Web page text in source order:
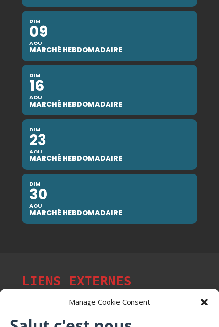
Manage Cookie Consent
DIM
09
AOU
MARCHÉ HEBDOMADAIRE
DIM
16
AOU
MARCHÉ HEBDOMADAIRE
DIM
23
AOU
MARCHÉ HEBDOMADAIRE
DIM
30
AOU
MARCHÉ HEBDOMADAIRE
LIENS EXTERNES